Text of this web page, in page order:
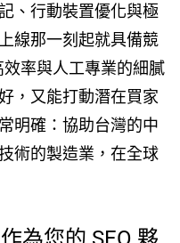
、行動裝置優化與極
線那一刻起就具備競
率與人工專業的細膩
，又能打動潛在買家
明確：協助台灣的中
術的製造業，在全球